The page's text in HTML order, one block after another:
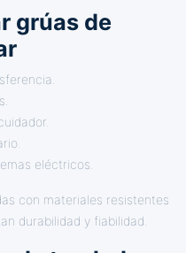
grúas de
eléctricos.
con materiales resistentes
durabilidad y fiabilidad.